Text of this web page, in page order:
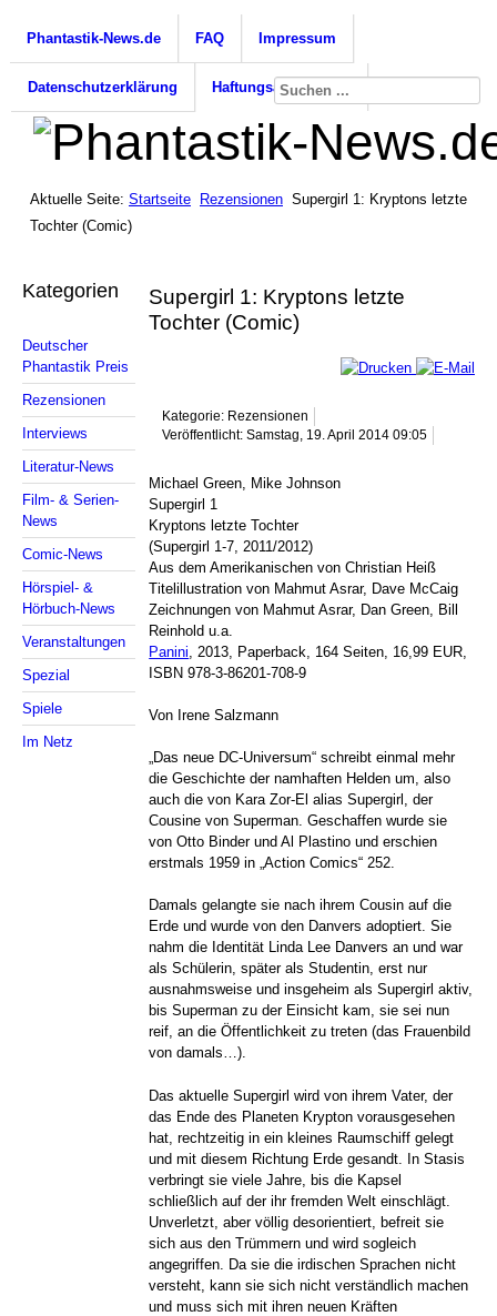
Phantastik-News.de FAQ Impressum
Datenschutzerklärung Haftungsausschluss
Aktuelle Seite: Startseite Rezensionen Supergirl 1: Kryptons letzte
Tochter (Comic)
Kategorien
Deutscher
Phantastik Preis
Rezensionen
Interviews
Literatur-News
Film- & Serien-
News
Comic-News
Hörspiel- &
Hörbuch-News
Veranstaltungen
Spezial
Spiele
Im Netz
Supergirl 1: Kryptons letzte
Tochter (Comic)
Kategorie: Rezensionen
Veröffentlicht: Samstag, 19. April 2014 09:05
Michael Green, Mike Johnson
Supergirl 1
Kryptons letzte Tochter
(Supergirl 1-7, 2011/2012)
Aus dem Amerikanischen von Christian Heiß
Titelillustration von Mahmut Asrar, Dave McCaig
Zeichnungen von Mahmut Asrar, Dan Green, Bill
Reinhold u.a.
Panini , 2013, Paperback, 164 Seiten, 16,99 EUR,
ISBN 978-3-86201-708-9
Von Irene Salzmann
„Das neue DC-Universum“ schreibt einmal mehr
die Geschichte der namhaften Helden um, also
auch die von Kara Zor-El alias Supergirl, der
Cousine von Superman. Geschaffen wurde sie
von Otto Binder und Al Plastino und erschien
erstmals 1959 in „Action Comics“ 252.
Damals gelangte sie nach ihrem Cousin auf die
Erde und wurde von den Danvers adoptiert. Sie
nahm die Identität Linda Lee Danvers an und war
als Schülerin, später als Studentin, erst nur
ausnahmsweise und insgeheim als Supergirl aktiv,
bis Superman zu der Einsicht kam, sie sei nun
reif, an die Öffentlichkeit zu treten (das Frauenbild
von damals…).
Das aktuelle Supergirl wird von ihrem Vater, der
das Ende des Planeten Krypton vorausgesehen
hat, rechtzeitig in ein kleines Raumschiff gelegt
und mit diesem Richtung Erde gesandt. In Stasis
verbringt sie viele Jahre, bis die Kapsel
schließlich auf der ihr fremden Welt einschlägt.
Unverletzt, aber völlig desorientiert, befreit sie
sich aus den Trümmern und wird sogleich
angegriffen. Da sie die irdischen Sprachen nicht
versteht, kann sie sich nicht verständlich machen
und muss sich mit ihren neuen Kräften